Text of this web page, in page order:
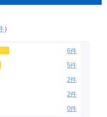
）
6件
5件
2件
2件
0件